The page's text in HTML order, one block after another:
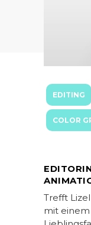
EDITING
COLOR
Trefft
mit einem